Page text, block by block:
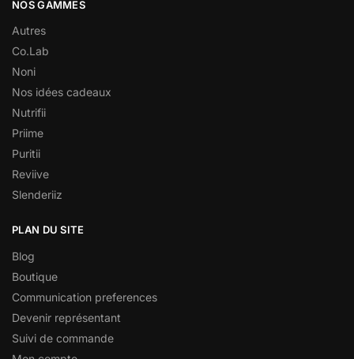
NOS GAMMES
Autres
Co.Lab
Noni
Nos idées cadeaux
Nutrifii
Priime
Puritii
Reviive
Slenderiiz
PLAN DU SITE
Blog
Boutique
Communication preferences
Devenir représentant
Suivi de commande